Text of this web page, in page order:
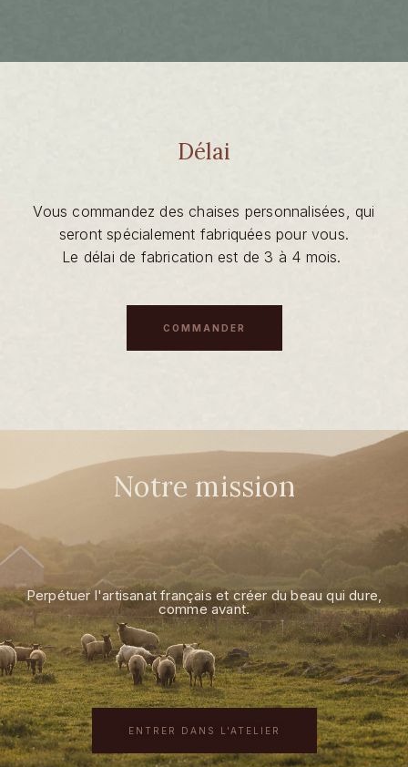
Délai
Vous commandez des chaises personnalisées, qui
seront spécialement fabriquées pour vous.
Le délai de fabrication est de 3 à 4 mois.
COMMANDER
Notre mission
Perpétuer l'artisanat français et créer du beau qui dure,
comme avant.
ENTRER DANS L'ATELIER